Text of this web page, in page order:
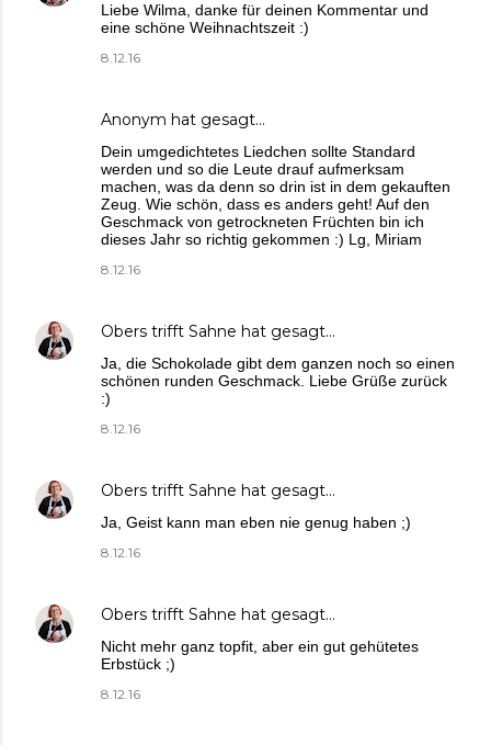
Liebe Wilma, danke für deinen Kommentar und
eine schöne Weihnachtszeit :)
8.12.16
Anonym hat gesagt…
Dein umgedichtetes Liedchen sollte Standard
werden und so die Leute drauf aufmerksam
machen, was da denn so drin ist in dem gekauften
Zeug. Wie schön, dass es anders geht! Auf den
Geschmack von getrockneten Früchten bin ich
dieses Jahr so richtig gekommen :) Lg, Miriam
8.12.16
Obers trifft Sahne hat gesagt…
Ja, die Schokolade gibt dem ganzen noch so einen
schönen runden Geschmack. Liebe Grüße zurück
:)
8.12.16
Obers trifft Sahne hat gesagt…
Ja, Geist kann man eben nie genug haben ;)
8.12.16
Obers trifft Sahne hat gesagt…
Nicht mehr ganz topfit, aber ein gut gehütetes
Erbstück ;)
8.12.16